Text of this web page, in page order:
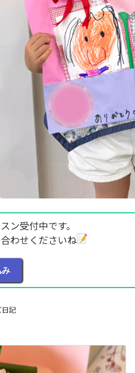
ン受付中です。
わせくださいね
み
日記